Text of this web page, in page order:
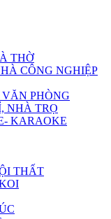
THỜ
CÔNG NGHIỆP
PHÒNG
NHÀ TRỌ
KARAOKE
THẤT